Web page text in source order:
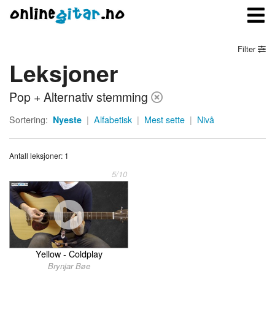
Meny
Logg inn
Kontakt oss
Om onlinegitar.no
Filter
Leksjoner
Pop + Alternativ stemming
Sortering: Nyeste | Alfabetisk | Mest sette | Nivå
Antall leksjoner: 1
5/10
Yellow - Coldplay
Brynjar Bøe